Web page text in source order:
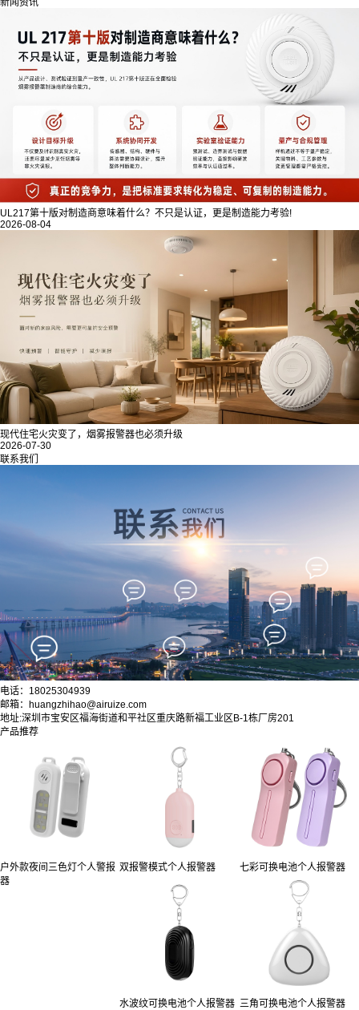
新闻资讯
UL217第十版对制造商意味着什么？不只是认证，更是制造能力考验!
2026-08-04
现代住宅火灾变了，烟雾报警器也必须升级
2026-07-30
联系我们
电话：18025304939
邮箱：huangzhihao@airuize.com
地址:深圳市宝安区福海街道和平社区重庆路新福工业区B-1栋厂房201
产品推荐
户外款夜间三色灯个人警报
器
双报警模式个人报警器 七彩可换电池个人报警器
水波纹可换电池个人报警器 三角可换电池个人报警器